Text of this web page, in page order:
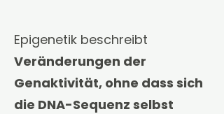
Epigenetik beschreibt
Veränderungen der
Genaktivität, ohne dass sich
die DNA-Sequenz selbst